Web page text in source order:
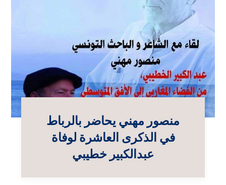
منصور مهني يحاضر بالرباط
في الذكرى العاشرة لوفاة
عبدالكبير خطيبي